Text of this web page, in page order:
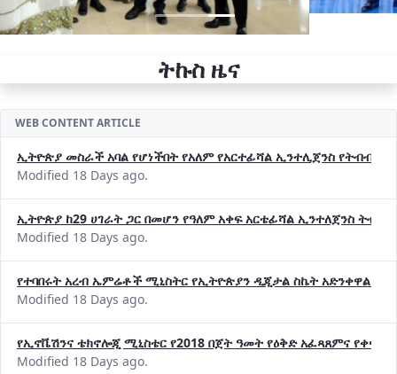
ኢትዮጵያ መስራች አባል የሆነችበት የአለም የአርተፊሻል ኢንተሊጀንስ የትብብር
Modified 18 Days ago.
ኢትዮጵያ ከ29 ሀገራት ጋር በመሆን የዓለም አቀፍ አርቴፊሻል ኢንተለጀንስ
Modified 18 Days ago.
የተባበሩት አረብ ኤምሬቶች ሚኒስትር የኢትዮጵያን ዲጂታል ስኬት አድንቀዋል
Modified 18 Days ago.
የኢኖቬሽንና ቴክኖሎጂ ሚኒስቴር የ2018 በጀት ዓመት የዕቅድ አፈጻጸምና
Modified 18 Days ago.